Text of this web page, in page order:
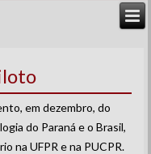
em dezembro, do
do Paraná e o Brasil,
na UFPR e na PUCPR.